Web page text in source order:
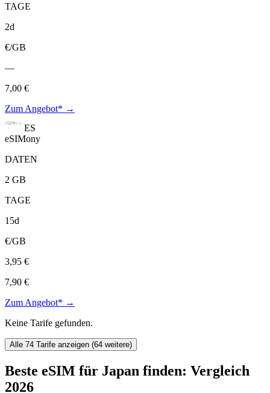
TAGE
2d
€/GB
—
7,00 €
Zum Angebot* →
ES
eSIMony
DATEN
2 GB
TAGE
15d
€/GB
3,95 €
7,90 €
Zum Angebot* →
Keine Tarife gefunden.
Alle 74 Tarife anzeigen (64 weitere)
Beste eSIM für Japan finden: Vergleich
2026